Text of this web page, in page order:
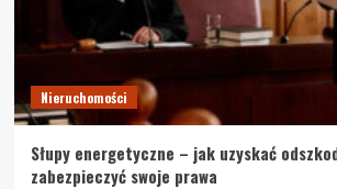
Nieruchomości
Słupy energetyczne – jak uzyskać
zabezpieczyć swoje prawa